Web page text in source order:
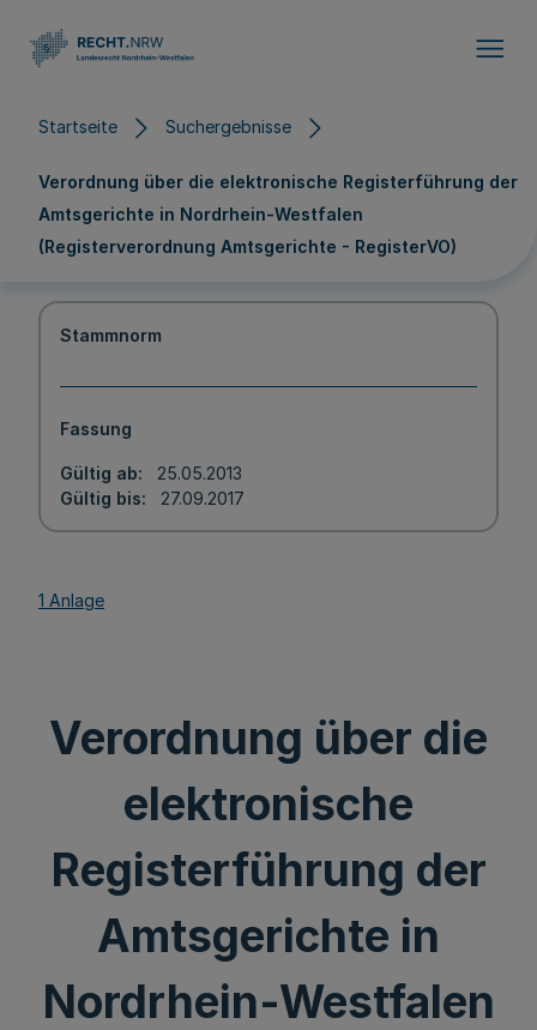
Startseite Suchergebnisse
Verordnung über die elektronische Registerführung der
Amtsgerichte in Nordrhein-Westfalen
(Registerverordnung Amtsgerichte - RegisterVO)
Stammnorm
Fassung
Gültig ab
25.05.2013
Gültig bis
27.09.2017
1 Anlage
Verordnung über die
elektronische
Registerführung der
Amtsgerichte in
Nordrhein-Westfalen